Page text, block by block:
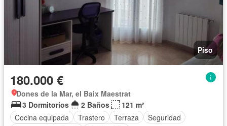
Piso
180.000 €
Dones de la Mar, el Baix Maestrat
3 Dormitorios
2 Baños
121 m²
Cocina equipada
Trastero Terraza
Seguridad